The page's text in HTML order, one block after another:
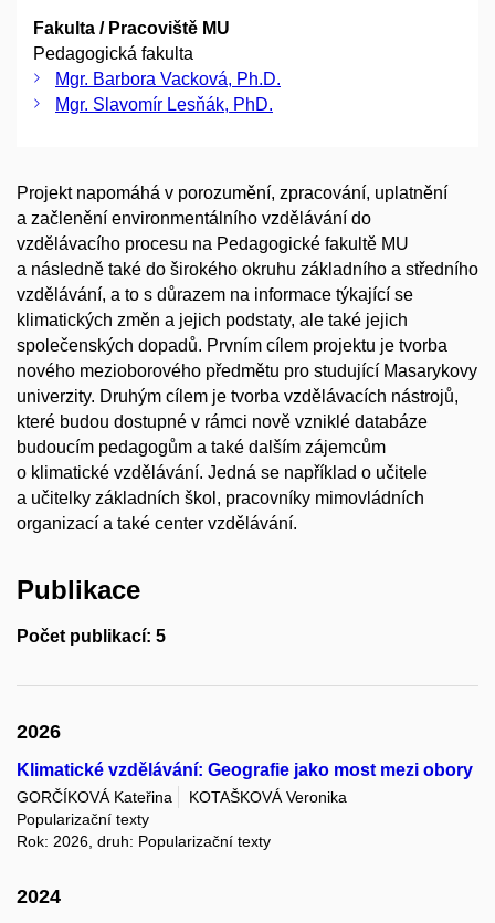
Fakulta / Pracoviště MU
Pedagogická fakulta
Mgr. Barbora Vacková, Ph.D.
Mgr. Slavomír Lesňák, PhD.
Projekt napomáhá v porozumění, zpracování, uplatnění
a začlenění environmentálního vzdělávání do
vzdělávacího procesu na Pedagogické fakultě MU
a následně také do širokého okruhu základního a středního
vzdělávání, a to s důrazem na informace týkající se
klimatických změn a jejich podstaty, ale také jejich
společenských dopadů. Prvním cílem projektu je tvorba
nového mezioborového předmětu pro studující Masarykovy
univerzity. Druhým cílem je tvorba vzdělávacích nástrojů,
které budou dostupné v rámci nově vzniklé databáze
budoucím pedagogům a také dalším zájemcům
o klimatické vzdělávání. Jedná se například o učitele
a učitelky základních škol, pracovníky mimovládních
organizací a také center vzdělávání.
Publikace
Počet publikací: 5
2026
Klimatické vzdělávání: Geografie jako most mezi obory
GORČÍKOVÁ Kateřina
KOTAŠKOVÁ Veronika
Popularizační texty
Rok: 2026, druh: Popularizační texty
2024